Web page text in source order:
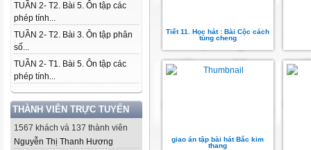
TUẦN 2- T2. Bài 5. Ôn tập các
phép tính...
TUẦN 2- T2. Bài 3. Ôn tập phân
số...
TUẦN 2- T1. Bài 5. Ôn tập các
phép tính...
THÀNH VIÊN TRỰC TUYẾN
1567 khách và 137 thành viên
Nguyễn Thị Thanh Hương
Tiết 11. Học hát : Bài Cộc cách
tùng cheng
giao án tập bài hát Bắc kim
thang